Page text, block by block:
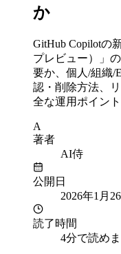
か
GitHub Copilotの
プレビュー）」
要か、個人/組織/
認・削除方法、
全な運用ポイン
A
著者
AI侍
公開日
2026年1月
読了時間
4分で読め